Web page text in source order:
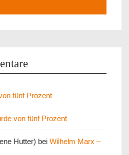
fünf Prozent
von fünf Prozent
Hutter) bei Wilhelm Marx –